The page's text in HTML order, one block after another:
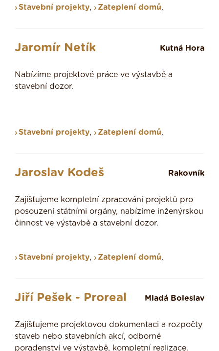
Stavební projekty, Zateplení domů,
Jaromír Netík Kutná Hora
Nabízíme projektové práce ve výstavbě a
stavební dozor.
Stavební projekty, Zateplení domů,
Jaroslav Kodeš Rakovník
Zajišťujeme kompletní zpracování projektů pro
posouzení státními orgány, nabízíme inženýrskou
činnost ve výstavbě a stavební dozor.
Stavební projekty, Zateplení domů,
Jiří Pešek - Proreal Mladá Boleslav
Zajišťujeme projektovou dokumentaci a rozpočty
staveb nebo stavebních akcí, odborné
poradenství ve výstavbě, kompletní realizace.